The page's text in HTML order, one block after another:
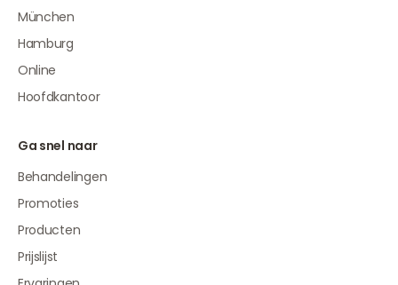
München
Hamburg
Online
Hoofdkantoor
Ga snel naar
Behandelingen
Promoties
Producten
Prijslijst